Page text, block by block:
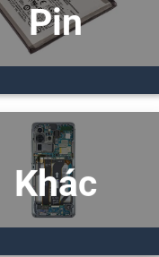
Pin
Khác